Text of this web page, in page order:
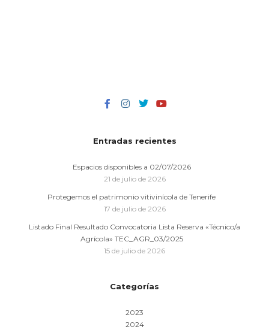
Entradas recientes
Espacios disponibles a 02/07/2026
21 de julio de 2026
Protegemos el patrimonio vitivinícola de Tenerife
17 de julio de 2026
Listado Final Resultado Convocatoria Lista Reserva «Técnico/a
Agrícola» TEC_AGR_03/2025
15 de julio de 2026
Categorías
2023
2024